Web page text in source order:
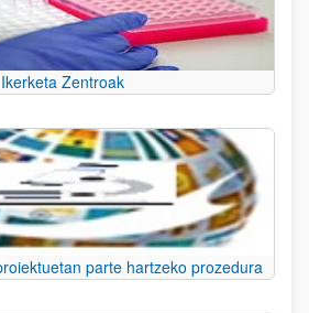
Ikerketa Zentroak
parte hartzeko prozedura